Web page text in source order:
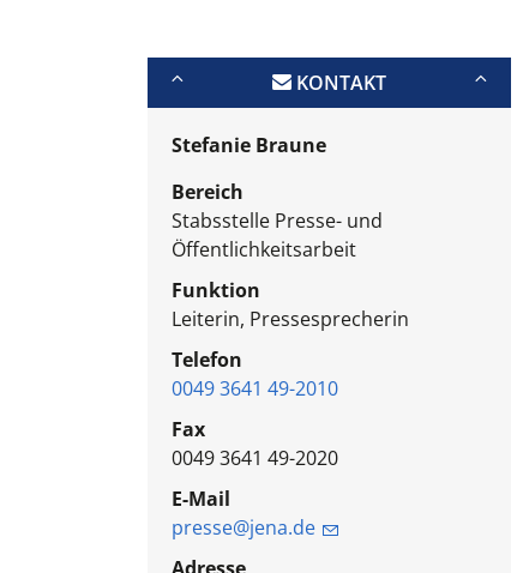
KONTAKT
Stefanie Braune
Bereich
Stabsstelle Presse- und
Öffentlichkeitsarbeit
Funktion
Leiterin, Pressesprecherin
Telefon
0049 3641 49-2010
Fax
0049 3641 49-2020
E-Mail
presse@jena.de